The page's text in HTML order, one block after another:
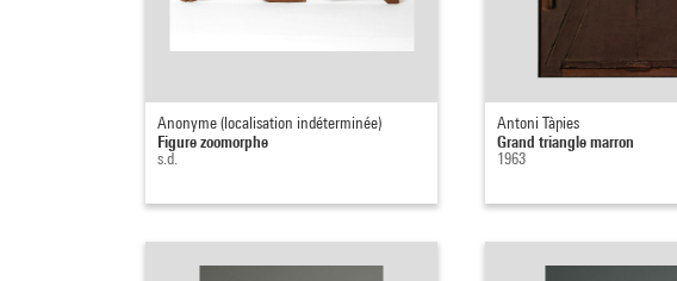
Anonyme (localisation indéterminée)
Figure zoomorphe
s.d.
Antoni Tàpies
Grand triangle marron
1963